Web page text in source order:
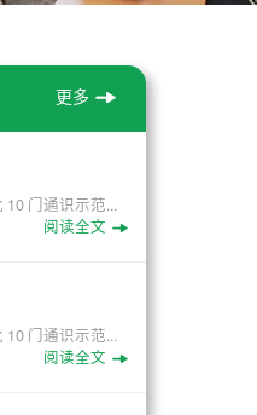
门通识示范...
阅读全文
门通识示范...
阅读全文
更多